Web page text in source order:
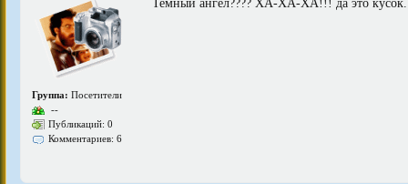
Группа: Посетители
--
Публикаций: 0
Комментариев: 6
Темный ангел???? ХА-ХА-ХА!!! да это